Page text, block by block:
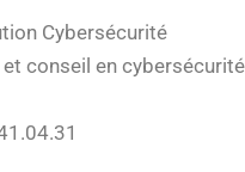
Cybersécurité
conseil en